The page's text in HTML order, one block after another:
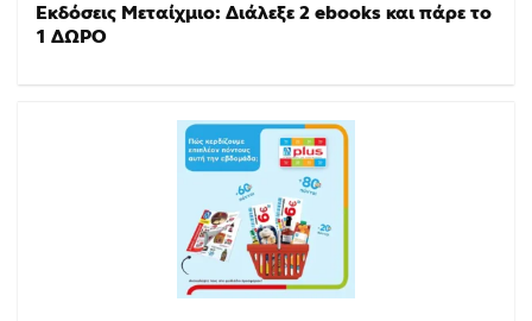
Εκδόσεις Μεταίχμιο: Διάλεξε 2 ebooks και πάρε το
1 ΔΩΡΟ